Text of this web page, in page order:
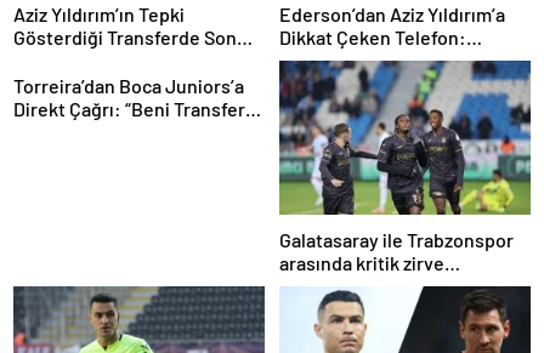
Aziz Yıldırım’ın Tepki
Gösterdiği Transferde Son
Belli Oldu
Ederson’dan Aziz Yıldırım’a
Dikkat Çeken Telefon:
“Fenerbahçe’de Kalmak
İstiyorum” Mesajı
Torreira’dan Boca Juniors’a
Direkt Çağrı: “Beni Transfer
Galatasaray ile Trabzonspor
arasında kritik zirve
mücadelesi